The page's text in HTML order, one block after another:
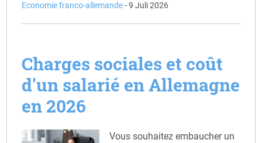
Economie franco-allemande-9 Juli 2026
Charges sociales et coût
d'un salarié en Allemagne
en 2026
Vous souhaitez embaucher un